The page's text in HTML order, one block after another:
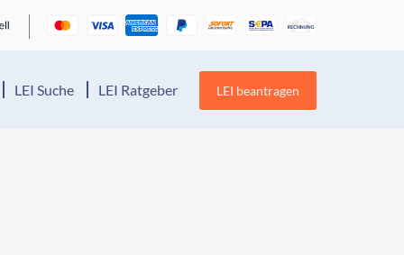
LEI Suche LEI Ratgeber LEI beantragen